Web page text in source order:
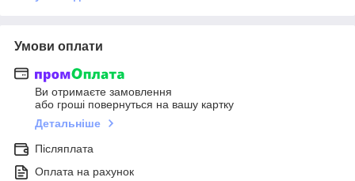
Умови оплати
Ви отримаєте замовлення
або гроші повернуться на вашу картку
Детальніше
Післяплата
Оплата на рахунок